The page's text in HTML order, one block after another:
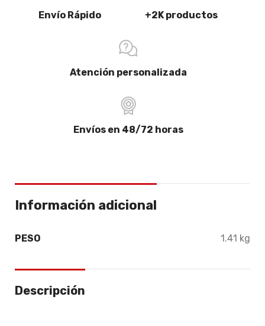
Envío Rápido +2K productos
Atención personalizada
Envíos en 48/72 horas
Información adicional
PESO 1.41 kg
Descripción